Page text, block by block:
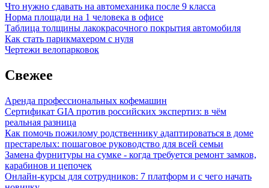
Что нужно сдавать на автомеханика после 9 класса
Норма площади на 1 человека в офисе
Таблица толщины лакокрасочного покрытия автомобиля
Как стать парикмахером с нуля
Чертежи велопарковок
Свежее
Аренда профессиональных кофемашин
Сертификат GIA против российских экспертиз: в чём
реальная разница
Как помочь пожилому родственнику адаптироваться в доме
престарелых: пошаговое руководство для всей семьи
Замена фурнитуры на сумке - когда требуется ремонт замков,
карабинов и цепочек
Онлайн-курсы для сотрудников: 7 платформ и с чего начать